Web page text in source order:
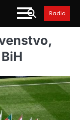
Radio